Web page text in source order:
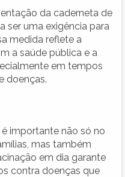
da caderneta de
ser uma exigência para
medida reflete a
a saúde pública e a
em tempos
doenças.
importante não só no
mas também
em dia garante
contra doenças que